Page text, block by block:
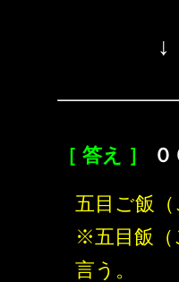
［ 答え ］
五目ご飯（
※五目飯（
言う。